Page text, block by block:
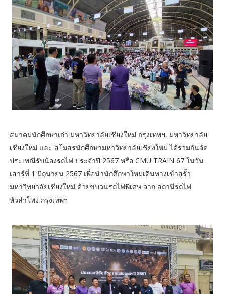
สมาคมนักศึกษาเก่า มหาวิทยาลัยเชียงใหม่ กรุงเทพฯ, มหาวิทยาลัย
เชียงใหม่ และ สโมสรนักศึกษามหาวิทยาลัยเชียงใหม่ ได้ร่วมกันจัด
ประเพณีรับน้องรถไฟ ประจำปี 2567 หรือ CMU TRAIN 67 ในวัน
เสาร์ที่ 1 มิถุนายน 2567 เพื่อนำนักศึกษาใหม่เดินทางเข้าสู่รั้ว
มหาวิทยาลัยเชียงใหม่ ด้วยขบวนรถไฟพิเศษ จาก สถานีรถไฟ
หัวลำโพง กรุงเทพฯ